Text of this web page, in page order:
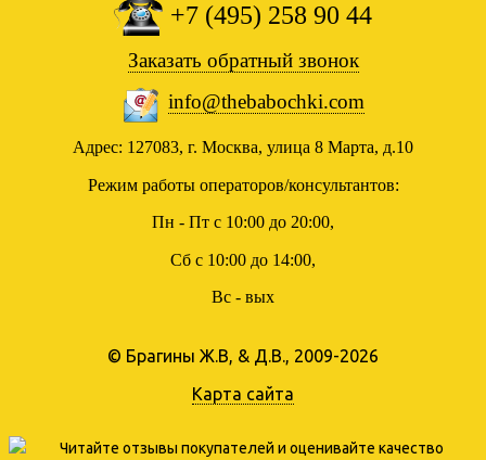
+7 (495) 258 90 44
Заказать обратный звонок
info@thebabochki.com
Адрес: 127083, г. Москва, улица 8 Марта, д.10
Режим работы операторов/консультантов:
Пн - Пт с 10:00 до 20:00,
Сб с 10:00 до 14:00,
Вс - вых
© Брагины Ж.В, & Д.В., 2009-2026
Карта сайта